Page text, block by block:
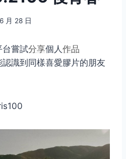
月 28 日
台嘗試分享個人作品
識到同樣喜愛膠片的朋友